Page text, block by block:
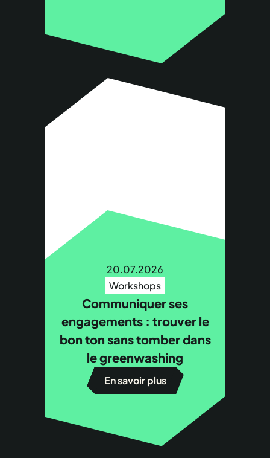
20.07.2026
Workshops
Communiquer ses
engagements : trouver le
bon ton sans tomber dans
le greenwashing
En savoir plus